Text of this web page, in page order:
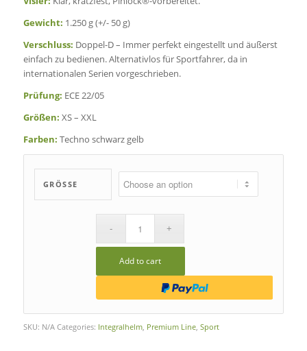
Gewicht: 1.250 g (+/- 50 g)
Verschluss: Doppel-D – Immer perfekt eingestellt und äußerst
einfach zu bedienen. Alternativlos für Sportfahrer, da in
internationalen Serien vorgeschrieben.
Prüfung: ECE 22/05
Größen: XS – XXL
Farben: Techno schwarz gelb
GRÖSSE
Add to cart
SKU: N/A Categories: Integralhelm, Premium Line, Sport